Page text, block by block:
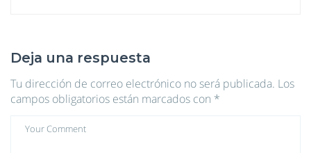
Deja una respuesta
Tu dirección de correo electrónico no será publicada. Los
campos obligatorios están marcados con *